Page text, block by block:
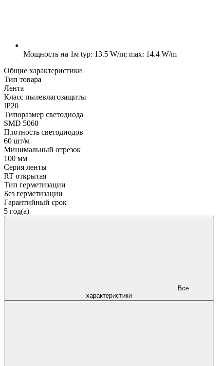
Мощность на 1м typ: 13.5 W/m; max: 14.4 W/m
Общие характеристики
Тип товара
Лента
Класс пылевлагозащиты
IP20
Типоразмер светодиода
SMD 5060
Плотность светодиодов
60 шт/м
Минимальный отрезок
100 мм
Серия ленты
RT открытая
Тип герметизации
Без герметизации
Гарантийный срок
5 год(а)
характеристики